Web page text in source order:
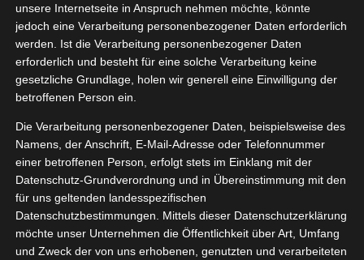
Gehe zu ...
08, 2023
Haar Pflege
head&shoulders Anti-Schuppen
Shampoo BARE
unsere Internetseite in Anspruch nehmen möchte, könnte
jedoch eine Verarbeitung personenbezogener Daten erforderlich
werden. Ist die Verarbeitung personenbezogener Daten
erforderlich und besteht für eine solche Verarbeitung keine
gesetzliche Grundlage, holen wir generell eine Einwilligung der
betroffenen Person ein.
Die Verarbeitung personenbezogener Daten, beispielsweise des
Namens, der Anschrift, E-Mail-Adresse oder Telefonnummer
einer betroffenen Person, erfolgt stets im Einklang mit der
Datenschutz-Grundverordnung und in Übereinstimmung mit den
für uns geltenden landesspezifischen
Datenschutzbestimmungen. Mittels dieser Datenschutzerklärung
möchte unser Unternehmen die Öffentlichkeit über Art, Umfang
und Zweck der von uns erhobenen, genutzten und verarbeiteten